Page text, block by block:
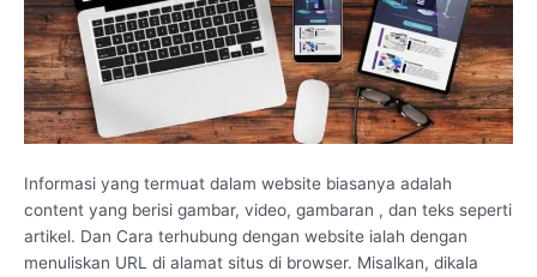
Informasi yang termuat dalam website biasanya adalah
content yang berisi gambar, video, gambaran , dan teks seperti
artikel. Dan Cara terhubung dengan website ialah dengan
menuliskan URL di alamat situs di browser. Misalkan, dikala